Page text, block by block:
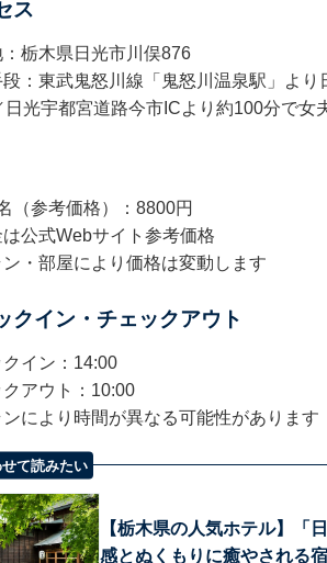
ス
：栃木県日光市川俣876
：東武鬼怒川線「鬼怒川温泉駅」よ
日光宇都宮道路今市ICより約100分で
（参考価格）：8800円
公式Webサイト参考価格
・部屋により価格は変動します
クイン・チェックアウト
イン：14:00
アウト：10:00
により時間が異なる可能性があります
て読みたい
【栃木県の人気ホテル】「
感とぬくもりに癒やされる宿